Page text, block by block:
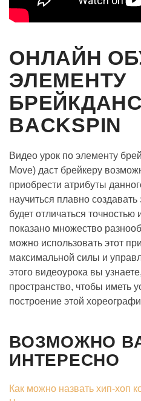
ОНЛАЙН
ЭЛЕМЕНТУ
BACKSPIN
Видео урок по элементу
Move) даст брейкеру
приобрести атрибуты
научиться плавно
будет отличаться точностью
показано множество
можно использовать этот
максимальной силы и
этого видеоурока вы
пространство, чтобы иметь
построение этой
ВОЗМОЖНО
ИНТЕРЕСНО
Как можно назвать хип-хоп